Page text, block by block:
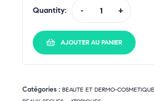
Quantity: - +
AJOUTER AU PANIER
Catégories : BEAUTE ET DERMO-